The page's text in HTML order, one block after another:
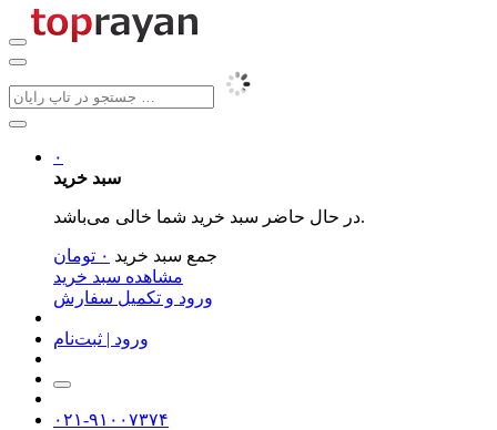
۰
سبد خرید
در حال حاضر سبد خرید شما خالی می‌باشد.
جمع سبد خرید ۰ تومان
مشاهده سبد خرید
ورود و تکمیل سفارش
ورود | ثبت‌نام
۰۲۱-۹۱۰۰۷۳۷۴